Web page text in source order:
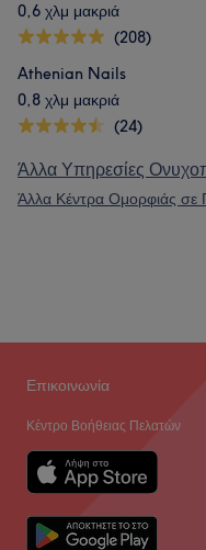
0,6 χλμ μακριά
(208)
Athenian Nails
0,8 χλμ μακριά
(24)
Άλλα Υπηρεσίες
Άλλα Κέντρα Ομορφιάς σε
Επικοινωνία
Κέντρο Βοήθειας Πελατών